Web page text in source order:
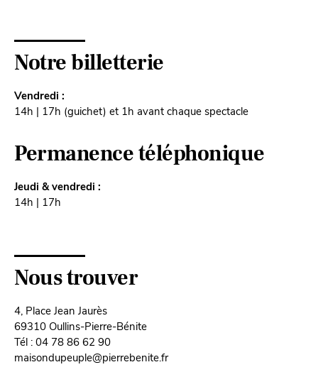
Notre billetterie
Vendredi :
14h | 17h (guichet) et 1h avant chaque spectacle
Permanence téléphonique
Jeudi & vendredi :
14h | 17h
Nous trouver
4, Place Jean Jaurès
69310 Oullins-Pierre-Bénite
Tél : 04 78 86 62 90
maisondupeuple@pierrebenite.fr